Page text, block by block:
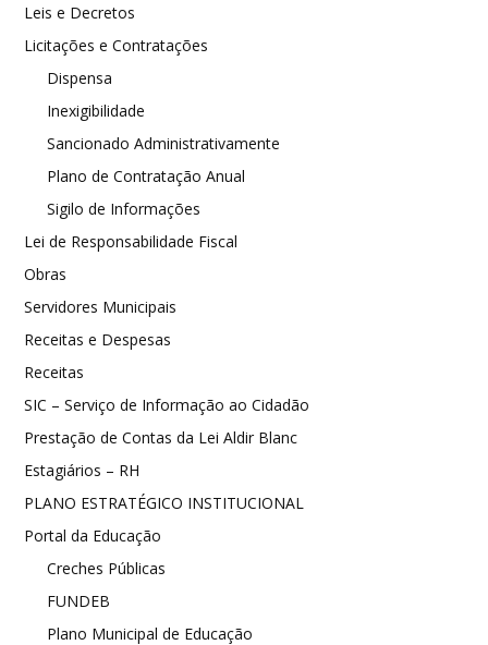
Leis e Decretos
Licitações e Contratações
Dispensa
Inexigibilidade
Sancionado Administrativamente
Plano de Contratação Anual
Sigilo de Informações
Lei de Responsabilidade Fiscal
Obras
Servidores Municipais
Receitas e Despesas
Receitas
SIC – Serviço de Informação ao Cidadão
Prestação de Contas da Lei Aldir Blanc
Estagiários – RH
PLANO ESTRATÉGICO INSTITUCIONAL
Portal da Educação
Creches Públicas
FUNDEB
Plano Municipal de Educação